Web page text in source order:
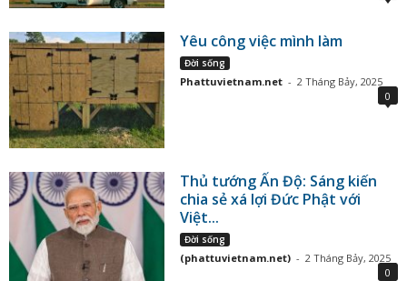
Yêu công việc mình làm
Đời sống
Phattuvietnam.net - 2 Tháng Bảy, 2025
0
Thủ tướng Ấn Độ: Sáng kiến
chia sẻ xá lợi Đức Phật với
Việt...
Đời sống
(phattuvietnam.net) - 2 Tháng Bảy, 2025
0